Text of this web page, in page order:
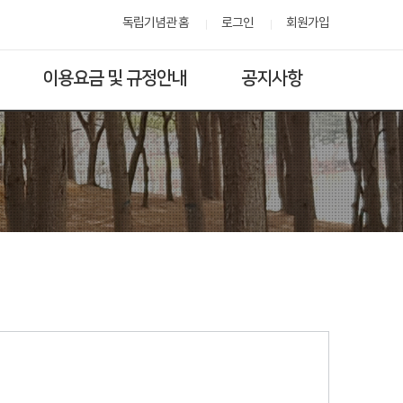
독립기념관 홈 로그인 회원가입
이용요금 및 규정안내 공지사항